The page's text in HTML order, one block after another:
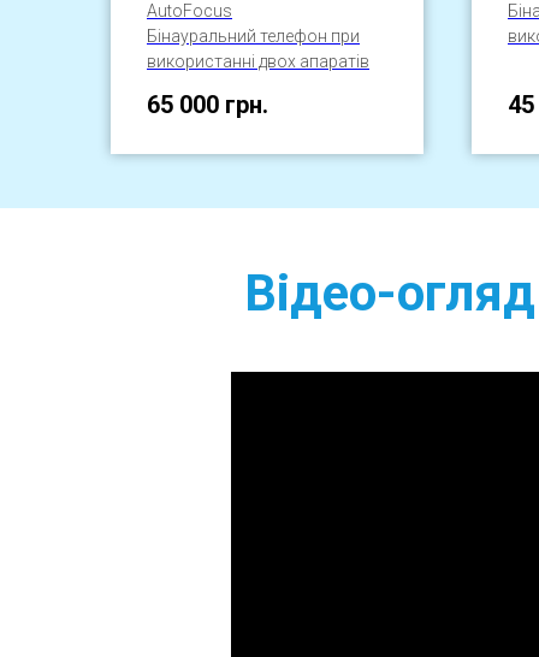
AutoFocus
Бінауральний телефон при
використанні двох апаратів
65 000 грн.
Відео-